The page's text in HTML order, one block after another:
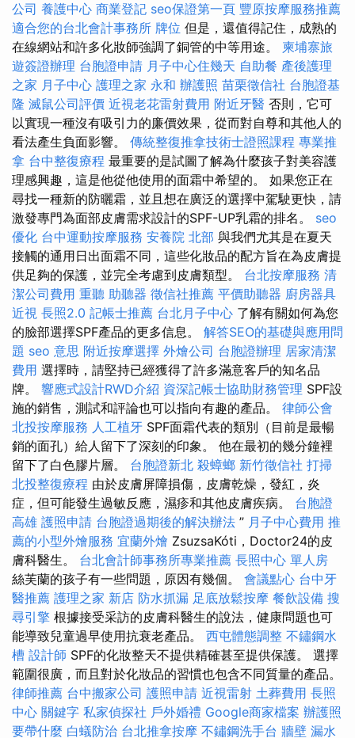
公司 養護中心 商業登記 seo保證第一頁 豐原按摩服務推薦
適合您的台北會計事務所 牌位 但是，還值得記住，成熟的
在線網站和許多化妝師強調了銅管的中等用途。 柬埔寨旅
遊簽證辦理 台胞證申請 月子中心住幾天 自助餐 產後護理
之家 月子中心 護理之家 永和 辦護照 苗栗徵信社 台胞證基
隆 滅鼠公司評價 近視老花雷射費用 附近牙醫 否則，它可
以實現一種沒有吸引力的廉價效果，從而對自尊和其他人的
看法產生負面影響。 傳統整復推拿技術士證照課程 專業推
拿 台中整復療程 最重要的是試圖了解為什麼孩子對美容護
理感興趣，這是他從他使用的面霜中希望的。 如果您正在
尋找一種新的防曬霜，並且想在廣泛的選擇中駕駛更快，請
激發專門為面部皮膚需求設計的SPF-UP乳霜的排名。 seo
優化 台中運動按摩服務 安養院 北部 與我們尤其是在夏天
接觸的通用日出面霜不同，這些化妝品的配方旨在為皮膚提
供足夠的保護，並完全考慮到皮膚類型。 台北按摩服務 清
潔公司費用 重聽 助聽器 徵信社推薦 平價助聽器 廚房器具
近視 長照2.0 記帳士推薦 台北月子中心 了解有關如何為您
的臉部選擇SPF產品的更多信息。 解答SEO的基礎與應用問
題 seo 意思 附近按摩選擇 外燴公司 台胞證辦理 居家清潔
費用 選擇時，請堅持已經獲得了許多滿意客戶的知名品
牌。 響應式設計RWD介紹 資深記帳士協助財務管理 SPF設
施的銷售，測試和評論也可以指向有趣的產品。 律師公會
北投按摩服務 人工植牙 SPF面霜代表的類別（目前是最暢
銷的面孔）給人留下了深刻的印象。 他在最初的幾分鐘裡
留下了白色膠片層。 台胞證新北 殺蟑螂 新竹徵信社 打掃
北投整復療程 由於皮膚屏障損傷，皮膚乾燥，發紅，炎
症，但可能發生過敏反應，濕疹和其他皮膚疾病。 台胞證
高雄 護照申請 台胞證過期後的解決辦法 ” 月子中心費用 推
薦的小型外燴服務 宜蘭外燴 ZsuzsaKóti，Doctor24的皮
膚科醫生。 台北會計師事務所專業推薦 長照中心 單人房
絲芙蘭的孩子有一些問題，原因有幾個。 會議點心 台中牙
醫推薦 護理之家 新店 防水抓漏 足底放鬆按摩 餐飲設備 搜
尋引擎 根據接受采訪的皮膚科醫生的說法，健康問題也可
能導致兒童過早使用抗衰老產品。 西屯體態調整 不鏽鋼水
槽 設計師 SPF的化妝整天不提供精確甚至提供保護。 選擇
範圍很廣，而且對於化妝品的習慣也包含不同質量的產品。
律師推薦 台中搬家公司 護照申請 近視雷射 土葬費用 長照
中心 關鍵字 私家偵探社 戶外婚禮 Google商家檔案 辦護照
要帶什麼 白蟻防治 台北推拿按摩 不鏽鋼洗手台 牆壁 漏水